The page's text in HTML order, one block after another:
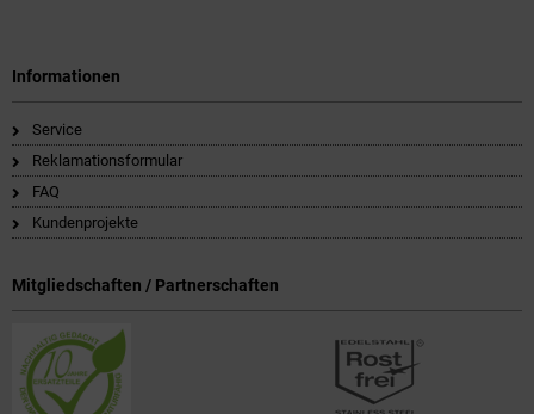
Informationen
Service
Reklamationsformular
FAQ
Kundenprojekte
Mitgliedschaften / Partnerschaften